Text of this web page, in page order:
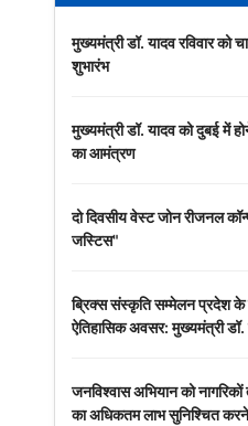
मुख्यमंत्री डॉ. यादव रविवार को
शुभारंभ
मुख्यमंत्री डॉ. यादव को दुबई में
का आमंत्रण
दो दिवसीय वेस्ट जोन रीजनल
जस्टिस"
ब्रिक्स संस्कृति सम्मेलन प्रदेश के
ऐतिहासिक अवसर: मुख्यमंत्री डॉ.
जनविश्वास अभियान को
का अधिकतम लाभ सुनिश्चित करने